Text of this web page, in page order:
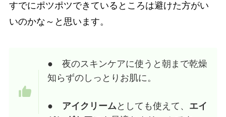
すでにポツポツできているところは避けた方がい
いのかな～と思います。
● 夜のスキンケアに使うと朝まで乾燥
知らずのしっとりお肌に。
● アイクリーム としても使えて、 エイ